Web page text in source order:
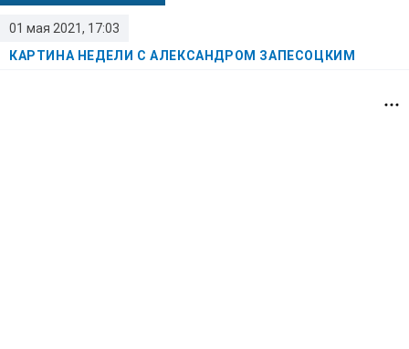
01 мая 2021, 17:03
КАРТИНА НЕДЕЛИ С АЛЕКСАНДРОМ ЗАПЕСОЦКИМ